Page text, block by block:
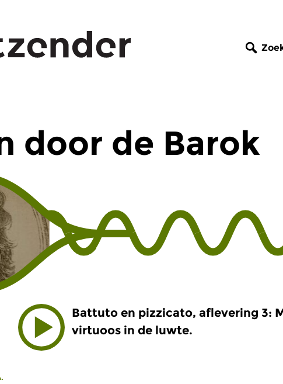
door de Barok
Battuto en pizzicato, aflevering 3:
virtuoos in de luwte.